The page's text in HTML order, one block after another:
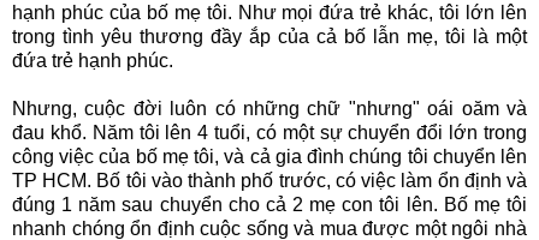
hạnh phúc của bố mẹ tôi. Như mọi đứa trẻ khác, tôi lớn lên
trong tình yêu thương đầy ắp của cả bố lẫn mẹ, tôi là một
đứa trẻ hạnh phúc.
Nhưng, cuộc đời luôn có những chữ "nhưng" oái oăm và
đau khổ. Năm tôi lên 4 tuổi, có một sự chuyển đổi lớn trong
công việc của bố mẹ tôi, và cả gia đình chúng tôi chuyển lên
TP HCM. Bố tôi vào thành phố trước, có việc làm ổn định và
đúng 1 năm sau chuyển cho cả 2 mẹ con tôi lên. Bố mẹ tôi
nhanh chóng ổn định cuộc sống và mua được một ngôi nhà